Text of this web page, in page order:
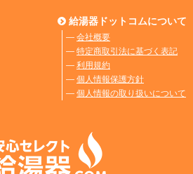
給湯器ドットコムについて
― 会社概要
― 特定商取引法に基づく表記
― 利用規約
― 個人情報保護方針
― 個人情報の取り扱いについて